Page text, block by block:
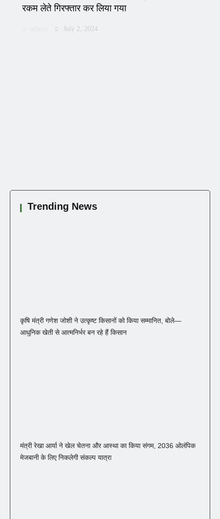
रकम लेते गिरफ्तार कर लिया गया
July 2, 2024
Trending News
कृषि मंत्री गणेश जोशी ने उत्कृष्ट किसानों को किया सम्मानित, बोले—
आधुनिक खेती से आत्मनिर्भर बन रहे हैं किसान
मंत्री रेखा आर्या ने खेल चेतना और आस्था का किया संगम, 2036 ओलंपिक
मेजबानी के लिए निकलेगी संकल्प यात्रा